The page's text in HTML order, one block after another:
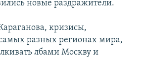
новые раздражители.
кризисы,
разных регионах мира,
лбами Москву и